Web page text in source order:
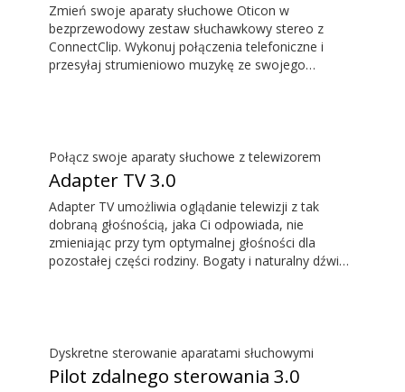
Zmień swoje aparaty słuchowe Oticon w
bezprzewodowy zestaw słuchawkowy stereo z
ConnectClip. Wykonuj połączenia telefoniczne i
przesyłaj strumieniowo muzykę ze swojego
zatem dyskretnie regulować swoje aparaty
słuchowe.
Połącz swoje aparaty słuchowe z telewizorem
Adapter TV 3.0
Adapter TV umożliwia oglądanie telewizji z tak
dobraną głośnością, jaka Ci odpowiada, nie
zmieniając przy tym optymalnej głośności dla
pozostałej części rodziny. Bogaty i naturalny dźwięk
Dyskretne sterowanie aparatami słuchowymi
Pilot zdalnego sterowania 3.0